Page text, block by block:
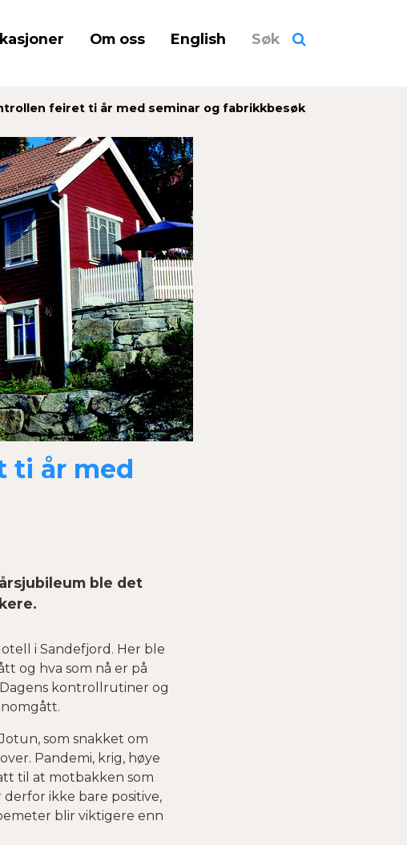
Om oss English Søk
feiret ti år med seminar og fabrikkbesøk
ti år med
ble det
i Sandefjord. Her ble
og hva som nå er på
kontrollrutiner og
som snakket om
Pandemi, krig, høye
til at motbakken som
ikke bare positive,
blir viktigere enn